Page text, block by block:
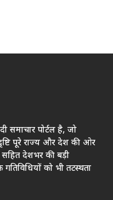
समाचार पोर्टल है, जो
पूरे राज्य और देश की ओर
सहित देशभर की बड़ी
को भी तटस्थता